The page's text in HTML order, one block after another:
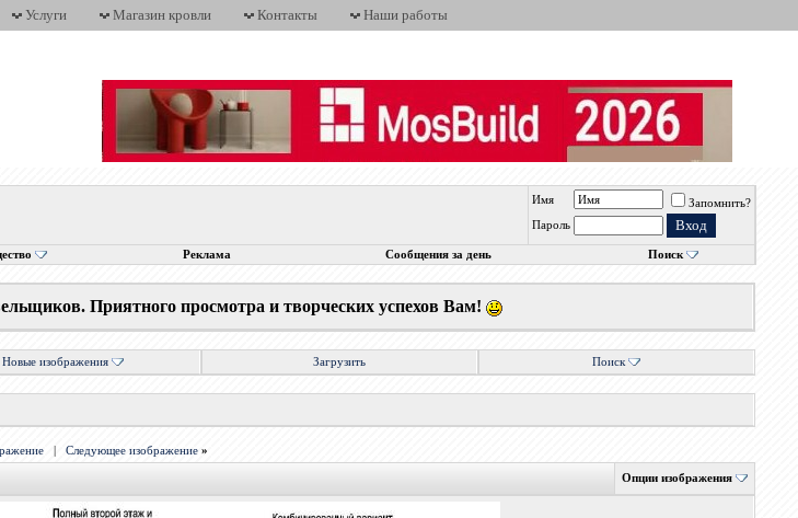
Услуги Магазин кровли Контакты Наши работы
Имя
Запомнить?
Пароль
Реклама Сообщения за день Поиск
Приятного просмотра и творческих успехов Вам!
Новые изображения Загрузить Поиск
|Следующее изображение »
Опции изображения